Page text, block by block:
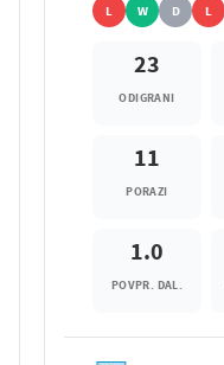
L W D L
23
ODIGRANI
11
PORAZI
1.0
POVPR. DAL.